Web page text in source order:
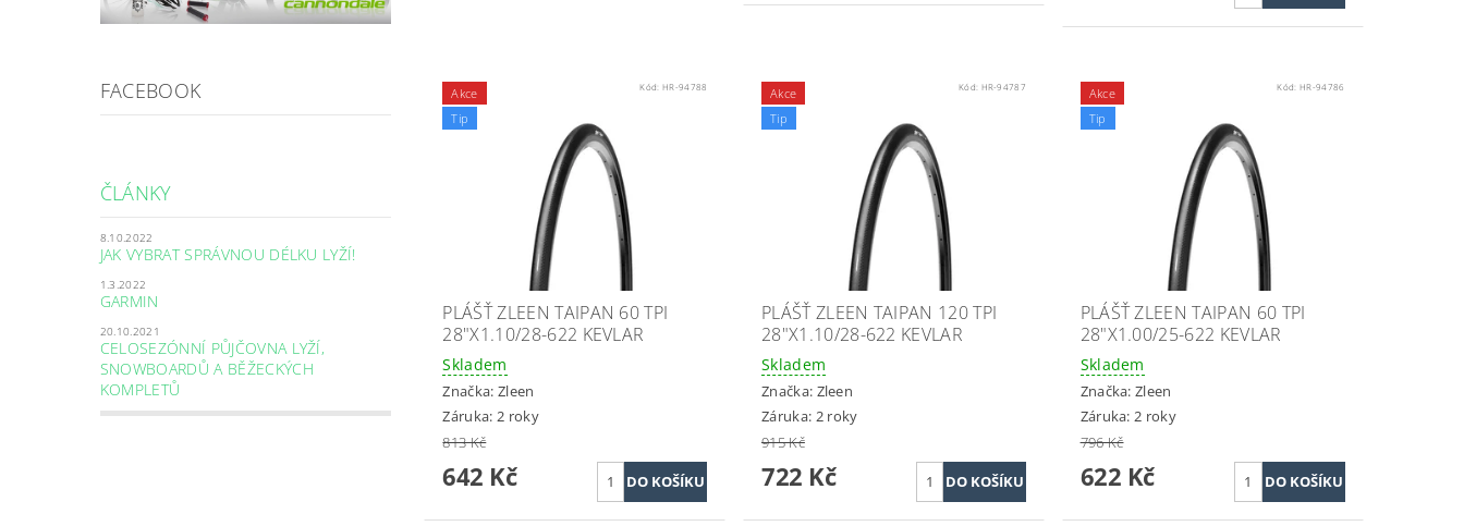
FACEBOOK
ČLÁNKY
8.10.2022
JAK VYBRAT SPRÁVNOU DÉLKU LYŽÍ!
1.3.2022
GARMIN
20.10.2021
CELOSEZÓNNÍ PŮJČOVNA LYŽÍ,
SNOWBOARDŮ A BĚŽECKÝCH
KOMPLETŮ
Akce
Tip
Kód: HR-94788
PLÁŠŤ ZLEEN TAIPAN 60 TPI
28"X1.10/28-622 KEVLAR
Skladem
Značka: Zleen
Záruka: 2 roky
813 Kč
642 Kč
Akce
Tip
Kód: HR-94787
PLÁŠŤ ZLEEN TAIPAN 120 TPI
28"X1.10/28-622 KEVLAR
Skladem
Značka: Zleen
Záruka: 2 roky
915 Kč
722 Kč
Akce
Tip
Kód:HR-94786
PLÁŠŤ ZLEEN TAIPAN 60 TPI
28"X1.00/25-622 KEVLAR
Skladem
Značka:Zleen
Záruka: 2 roky
796 Kč
622 Kč